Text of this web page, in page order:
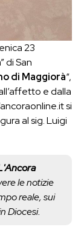
23
di San
di Maggiorà“,
e dalla
si
al sig. Luigi
le notizie
reale, sui
Diocesi.